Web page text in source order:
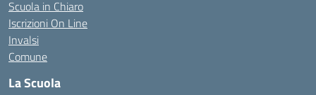
Scuola in Chiaro
Iscrizioni On Line
Invalsi
Comune
La Scuola